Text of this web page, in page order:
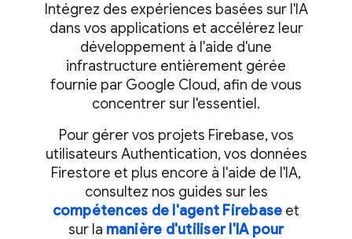
Intégrez des expériences basées sur l'IA
dans vos applications et accélérez leur
développement à l'aide d'une
infrastructure entièrement gérée
fournie par Google Cloud, afin de vous
concentrer sur l'essentiel.
Pour gérer vos projets Firebase, vos
utilisateurs Authentication, vos données
Firestore et plus encore à l'aide de l'IA,
consultez nos guides sur les
compétences de l'agent Firebase et
sur la manière d'utiliser l'IA pour